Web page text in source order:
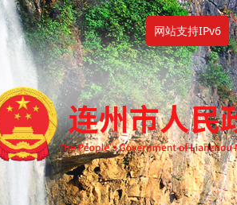
网站支持IPv6